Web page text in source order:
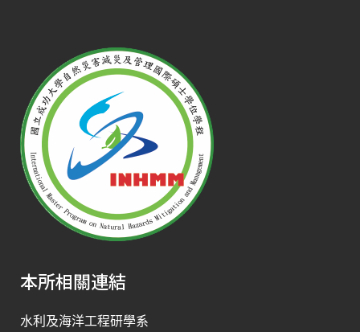
本所相關連結
水利及海洋工程研學系